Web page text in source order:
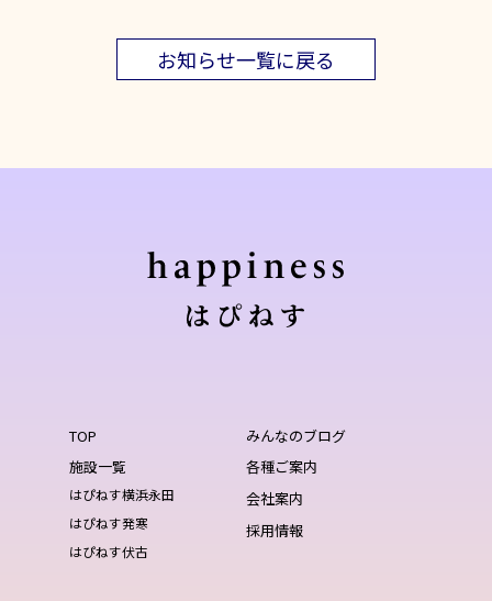
お知らせ一覧に戻る
TOP
みんなのブログ
施設一覧
はぴねす横浜永田
はぴねす発寒
はぴねす伏古
各種ご案内
会社案内
採用情報